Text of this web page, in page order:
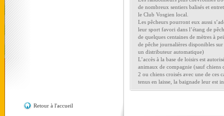
de nombreux sentiers balisés et
le Club Vosgien local.
Les pêcheurs pourront eux aussi
leur sport favori dans l’étang de
de quelques centaines de mètres à
de pêche journalières disponibles sur
un distributeur automatique)
L’accès à la base de loisirs est
animaux de compagnie (sauf chiens
2 ou chiens croisés avec une de ces
tenus en laisse, la baignade leur est
Retour à l'accueil